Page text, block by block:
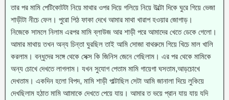
তার পর মামি পেটিকোটটা নিয়ে মাথার ওপর দিয়ে গলিয়ে নিয়ে উল্টো দিকে ঘুরে গিয়ে ভেজা
শাড়ীটা নীচে ফেল। পুরো পিঠ ফাকা দেখে আমার মাথা খারাপ হওয়ার জোগাড়।
নিজেকে সামলে নিলাম এরপর মামি ব্লাউজ আর শাড়ী পরে আমাদের খেতে ডেকে গেলো।
আমার মাথায় তখন অন্য চিন্তা ঘুরছিল তাই আমি সোজা বাথরুমে গিয়ে খিচে মাল খালি
করলাম। বন্ধুদের সঙ্গে থেকে সেক্স কি জিনিস জেনে গেছিলাম। এর পর থেকে মামিকে
অন্য চোখে দেখতে লাগলাম। যখন সুযোগ পেতাম মামি গায়েগা ঘসতাম,আড়চোখে
দেখতাম। একদিন হলো বিপদ, মামি শাড়ী পাল্টাছিল সেটা আমি জানালা দিয়ে লুকিয়ে
দেখছিলাম হঠাত মামি আামাকে দেখতে পেয়ে যায়। আমার ত ভয়ে প্রান যায় যায় যদি